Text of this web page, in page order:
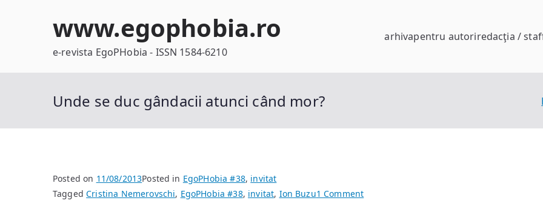
www.egophobia.ro
e-revista EgoPHobia - ISSN 1584-6210
arhivapentru autoriredacţia /
Unde se duc gândacii atunci când mor?
Posted on 11/08/2013Posted in EgoPHobia #38, invitat
TaggedCristina Nemerovschi, EgoPHobia #38, invitat, Ion Buzu1 Commenton